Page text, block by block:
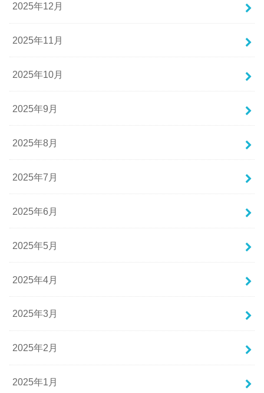
2025年12月
2025年11月
2025年10月
2025年9月
2025年8月
2025年7月
2025年6月
2025年5月
2025年4月
2025年3月
2025年2月
2025年1月